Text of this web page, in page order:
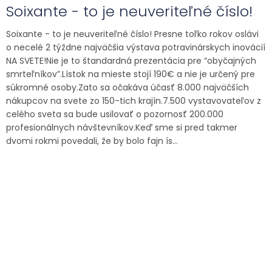
Soixante - to je neuveriteľné číslo!
Soixante - to je neuveriteľné číslo! Presne toľko rokov oslávi
o necelé 2 týždne najväčšia výstava potravinárskych inovácií
NA SVETE!Nie je to štandardná prezentácia pre “obyčajných
smrteľníkov”.Lístok na mieste stojí 190€ a nie je určený pre
súkromné osoby.Zato sa očakáva účasť 8.000 najväčších
nákupcov na svete zo 150-tich krajín.7.500 vystavovateľov z
celého sveta sa bude usilovať o pozornosť 200.000
profesionálnych návštevníkov.Keď sme si pred takmer
dvomi rokmi povedali, že by bolo fajn ís...